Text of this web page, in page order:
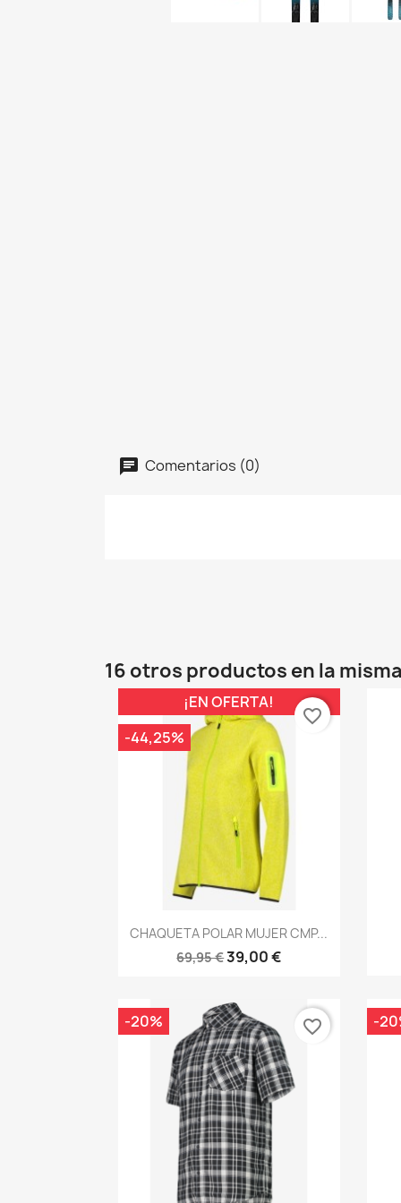
Comentarios (0)
16 otros productos en la
Vista rápida
CHAQUETA POLAR MUJER CMP...
69,95 €39,00 €
¡EN OFERTA!
-44,25%
favorite_border
-20% favorite_border -